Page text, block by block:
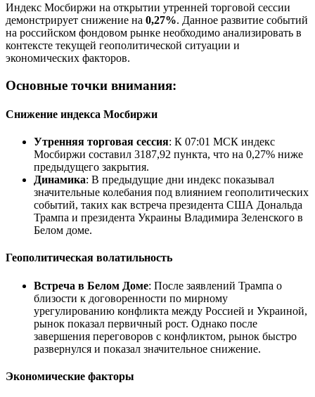
Индекс Мосбиржи на открытии утренней торговой сессии
демонстрирует снижение на 0,27%. Данное развитие событий
на российском фондовом рынке необходимо анализировать в
контексте текущей геополитической ситуации и
экономических факторов.
Основные точки внимания:
Снижение индекса Мосбиржи
Утренняя торговая сессия: К 07:01 МСК индекс
Мосбиржи составил 3187,92 пункта, что на 0,27% ниже
предыдущего закрытия.
Динамика: В предыдущие дни индекс показывал
значительные колебания под влиянием геополитических
событий, таких как встреча президента США Дональда
Трампа и президента Украины Владимира Зеленского в
Белом доме.
Геополитическая волатильность
Встреча в Белом Доме: После заявлений Трампа о
близости к договоренности по мирному
урегулированию конфликта между Россией и Украиной,
рынок показал первичный рост. Однако после
завершения переговоров с конфликтом, рынок быстро
развернулся и показал значительное снижение.
Экономические факторы